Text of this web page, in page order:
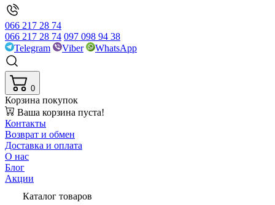
066 217 28 74
066 217 28 74 097 098 94 38
Telegram
Viber WhatsApp
0
Корзина покупок
Ваша корзина пуста!
Контакты
Возврат и обмен
Доставка и оплата
О нас
Блог
Акции
Каталог товаров